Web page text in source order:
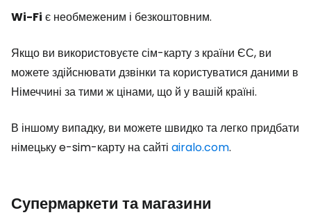
Wi-Fi є необмеженим і безкоштовним.
Якщо ви використовуєте сім-карту з країни ЄС, ви
можете здійснювати дзвінки та користуватися даними в
Німеччині за тими ж цінами, що й у вашій країні.
В іншому випадку, ви можете швидко та легко придбати
німецьку e-sim-карту на сайті airalo.com.
Супермаркети та магазини